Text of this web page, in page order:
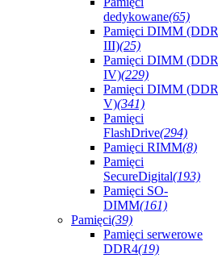
dedykowane(65)
Pamięci DIMM (DDR
III)(25)
Pamięci DIMM (DDR
IV)(229)
Pamięci DIMM (DDR
V)(341)
Pamięci
FlashDrive(294)
Pamięci RIMM(8)
Pamięci
SecureDigital(193)
Pamięci SO-
DIMM(161)
Pamięci(39)
Pamięci serwerowe
DDR4(19)